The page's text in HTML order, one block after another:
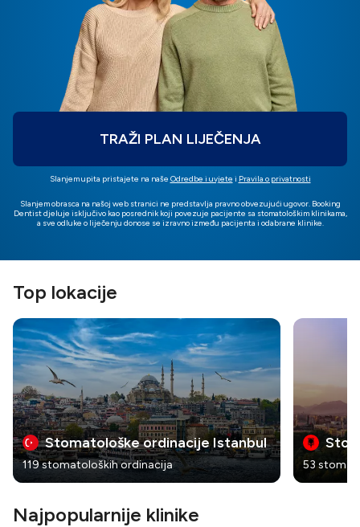
TRAŽI PLAN LIJEČENJA
Slanjem upita pristajete na naše Odredbe i uvjete i Pravila o privatnosti
Slanjem obrasca na našoj web stranici ne predstavlja pravno obvezujući ugovor. Booking
Dentist djeluje isključivo kao posrednik koji povezuje pacijente sa stomatološkim klinikama,
a sve odluke o liječenju donose se izravno između pacijenta i odabrane klinike.
Top lokacije
Stomatološke ordinacije Istanbul
119 stomatoloških ordinacija 53
Najpopularnije klinike